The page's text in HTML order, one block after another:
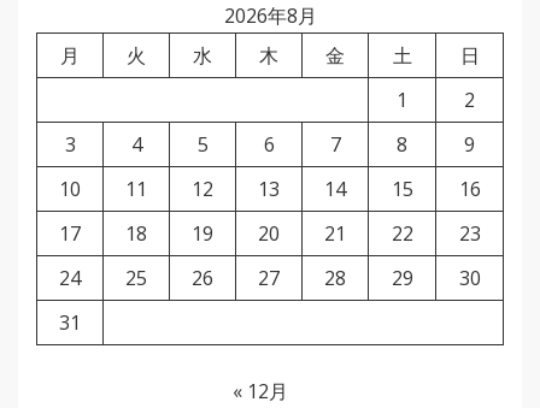
2026年8月
月
火 水 木 金 土
日
1
2
3
4 5 6 7 8
9
10
11 12 13 14 15
16
17
18 19 20 21 22
23
24
25 26 27 28 29
30
31
« 12月